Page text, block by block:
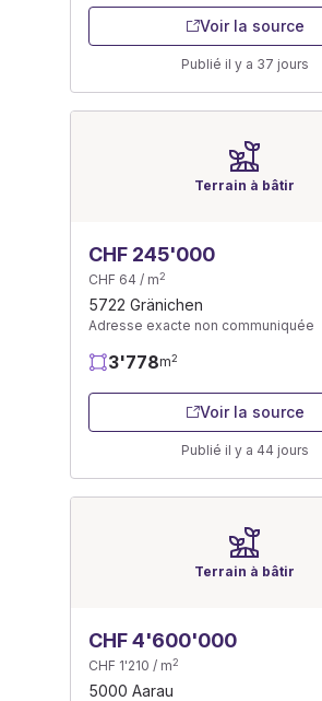
Voir la source
Publié il y a 37 jours
Terrain à bâtir
CHF 245'000
CHF 64 / m2
5722 Gränichen
Adresse exacte non communiquée
3'778m2
Voir la source
Publié il y a 44 jours
Terrain à bâtir
CHF 4'600'000
CHF 1'210 / m2
5000 Aarau